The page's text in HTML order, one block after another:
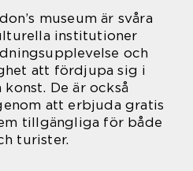
museum är svåra
institutioner
och
att fördjupa sig i
De är också
att erbjuda gratis
tillgängliga för både
turister.